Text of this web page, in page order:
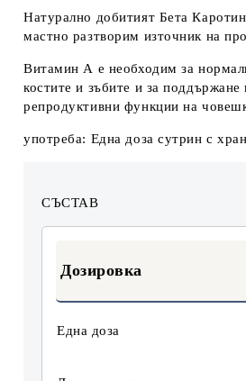
Натурално добитият Бета
мастно разтворим източник на
Витамин А е необходим за
костите и зъбите и за
репродуктивни функции на
употреба: Една доза сутрин с
СЪСТАВ
Дозировка
Една доза